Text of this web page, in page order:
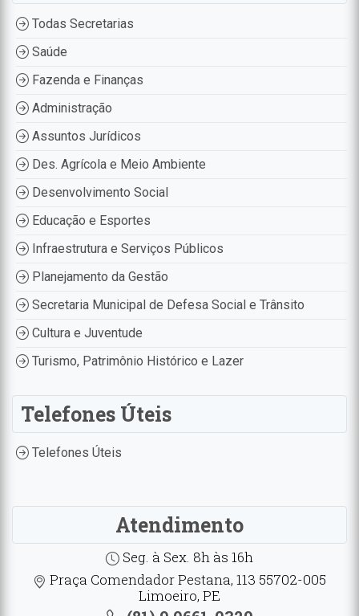
Todas Secretarias
Saúde
Fazenda e Finanças
Administração
Assuntos Jurídicos
Des. Agrícola e Meio Ambiente
Desenvolvimento Social
Educação e Esportes
Infraestrutura e Serviços Públicos
Planejamento da Gestão
Secretaria Municipal de Defesa Social e Trânsito
Cultura e Juventude
Turismo, Patrimônio Histórico e Lazer
Telefones Úteis
Telefones Úteis
Atendimento
Seg. à Sex. 8h às 16h
Praça Comendador Pestana, 113 55702-005
Limoeiro, PE